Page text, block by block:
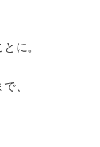
に。
、